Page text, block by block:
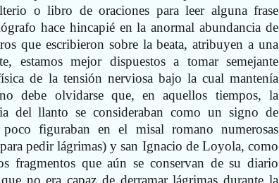
o libro de oraciones para leer alguna frase
hace hincapié en la anormal abundancia de
que escribieron sobre la beata, atribuyen a una
estamos mejor dispuestos a tomar semejante
de la tensión nerviosa bajo la cual mantenía
debe olvidarse que, en aquellos tiempos, la
del llanto se consideraban como un signo de
figuraban en el misal romano numerosas
pedir lágrimas) y san Ignacio de Loyola, como
fragmentos que aún se conservan de su diario
no era capaz de derramar lágrimas durante la